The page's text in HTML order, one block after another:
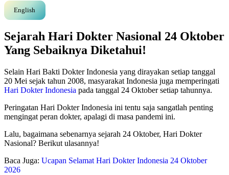
English
Sejarah Hari Dokter Nasional 24 Oktober
Yang Sebaiknya Diketahui!
Selain Hari Bakti Dokter Indonesia yang dirayakan setiap tanggal
20 Mei sejak tahun 2008, masyarakat Indonesia juga memperingati
Hari Dokter Indonesia pada tanggal 24 Oktober setiap tahunnya.
Peringatan Hari Dokter Indonesia ini tentu saja sangatlah penting
mengingat peran dokter, apalagi di masa pandemi ini.
Lalu, bagaimana sebenarnya sejarah 24 Oktober, Hari Dokter
Nasional? Berikut ulasannya!
Baca Juga: Ucapan Selamat Hari Dokter Indonesia 24 Oktober
2026